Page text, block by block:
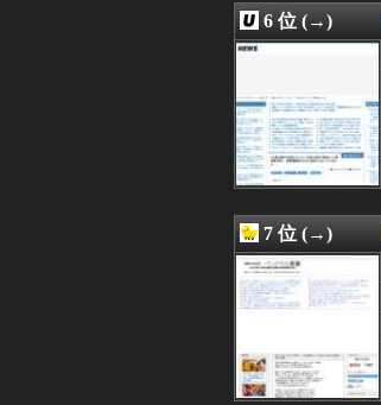
08/07 03:19
08/07 03:18
08/07 03:18
08/07 03:15
08/07 03:12
08/07 03:11
08/07 03:10
08/07 03:10
08/07 03:09
08/07 03:09
08/07 03:05
08/07 03:03
08/07 03:03
08/07 03:01
08/07 03:00
08/07 03:00
6 位 (→)
7 位 (→)